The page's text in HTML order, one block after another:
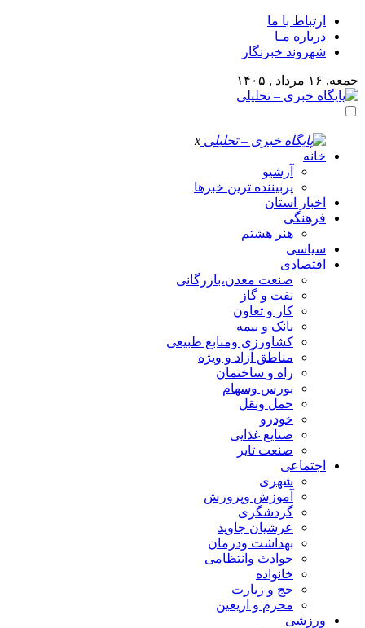
ارتباط با ما
درباره مـا
شهروند خبرنگار
جمعه, ۱۶ مرداد , ۱۴۰۵
x
خانه
آرشیو
پربیننده ترین خبرها
اخبار استان
فرهنگی
هنر هشتم
سیاسی
اقتصادی
صنعت معدن،بازرگانی
نفت و گاز
کار و تعاون
بانک و بیمه
کشاورزی ومنابع طبیعی
مناطق آزاد و ویژه
راه و ساختمان
بورس وسهام
حمل ونقل
خودرو
صنایع غذایی
صنعت تایر
اجتماعی
شهری
آموزش وپرورش
گردشگری
عرشیان جاوید
بهداشت ودرمان
حوادث وانتظامی
خانواده
حج و زیارت
محرم و اریعین
ورزشی